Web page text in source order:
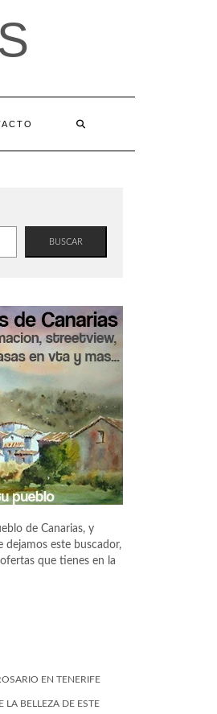
BUSCAR
de Canarias, y
dejamos este buscador,
que tienes en la
EN TENERIFE
LA BELLEZA DE ESTE